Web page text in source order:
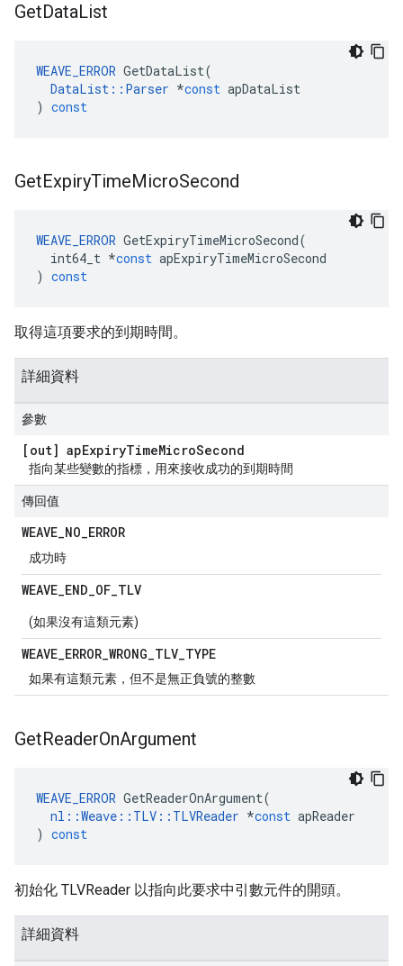
GetDataList
WEAVE_ERROR GetDataList(
DataList :: Parser *const apDataList
) const
GetExpiryTimeMicroSecond
WEAVE_ERROR GetExpiryTimeMicroSecond(
int64_t *const apExpiryTimeMicroSecond
) const
取得這項要求的到期時間。
詳細資料
參數
[out] apExpiryTimeMicroSecond
指向某些變數的指標，用來接收成功的到期時間
傳回值
WEAVE_NO_ERROR
成功時
WEAVE_END_OF_TLV
(如果沒有這類元素)
WEAVE_ERROR_WRONG_TLV_TYPE
如果有這類元素，但不是無正負號的整數
GetReaderOnArgument
WEAVE_ERROR GetReaderOnArgument(
nl ::Weave :: TLV :: TLVReader *const apReader
) const
初始化 TLVReader 以指向此要求中引數元件的開頭。
詳細資料